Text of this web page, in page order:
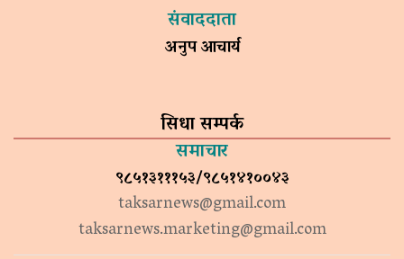
संवाददाता
अनुप आचार्य
सिधा सम्पर्क
समाचार
९८५१३१११५३/९८५१४१००४३
taksarnews@gmail.com
taksarnews.marketing@gmail.com